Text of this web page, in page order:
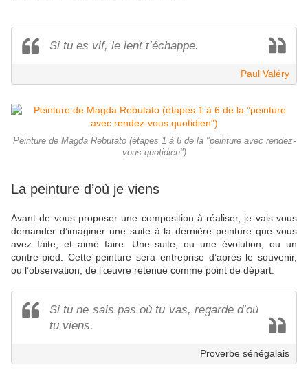
Si tu es vif, le lent t’échappe.
Paul Valéry
Peinture de Magda Rebutato (étapes 1 à 6 de la "peinture avec rendez-
vous quotidien")
La peinture d’où je viens
Avant de vous proposer une composition à réaliser, je vais vous
demander d’imaginer une suite à la dernière peinture que vous
avez faite, et aimé faire. Une suite, ou une évolution, ou un
contre-pied. Cette peinture sera entreprise d’après le souvenir,
ou l’observation, de l’œuvre retenue comme point de départ.
Si tu ne sais pas où tu vas, regarde d’où
tu viens.
Proverbe sénégalais